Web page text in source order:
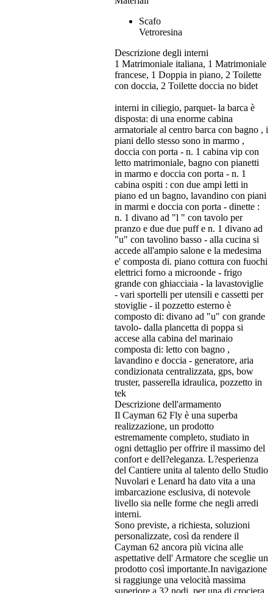
Scafo
Vetroresina
Descrizione degli interni
1 Matrimoniale italiana, 1 Matrimoniale
francese, 1 Doppia in piano, 2 Toilette
con doccia, 2 Toilette doccia no bidet
interni in ciliegio, parquet- la barca è
disposta: di una enorme cabina
armatoriale al centro barca con bagno , i
piani dello stesso sono in marmo ,
doccia con porta - n. 1 cabina vip con
letto matrimoniale, bagno con pianetti
in marmo e doccia con porta - n. 1
cabina ospiti : con due ampi letti in
piano ed un bagno, lavandino con piani
in marmi e doccia con porta - dinette :
n. 1 divano ad "l " con tavolo per
pranzo e due due puff e n. 1 divano ad
"u" con tavolino basso - alla cucina si
accede all'ampio salone e la medesima
e' composta di. piano cottura con fuochi
elettrici forno a microonde - frigo
grande con ghiacciaia - la lavastoviglie
- vari sportelli per utensili e cassetti per
stoviglie - il pozzetto esterno è
composto di: divano ad "u" con grande
tavolo- dalla plancetta di poppa si
accese alla cabina del marinaio
composta di: letto con bagno ,
lavandino e doccia - generatore, aria
condizionata centralizzata, gps, bow
truster, passerella idraulica, pozzetto in
tek
Descrizione dell'armamento
Il Cayman 62 Fly è una superba
realizzazione, un prodotto
estremamente completo, studiato in
ogni dettaglio per offrire il massimo del
confort e dell?eleganza. L?esperienza
del Cantiere unita al talento dello Studio
Nuvolari e Lenard ha dato vita a una
imbarcazione esclusiva, di notevole
livello sia nelle forme che negli arredi
interni.
Sono previste, a richiesta, soluzioni
personalizzate, così da rendere il
Cayman 62 ancora più vicina alle
aspettative dell' Armatore che sceglie un
prodotto così importante.In navigazione
si raggiunge una velocità massima
superiore a 32 nodi, per una di crociera